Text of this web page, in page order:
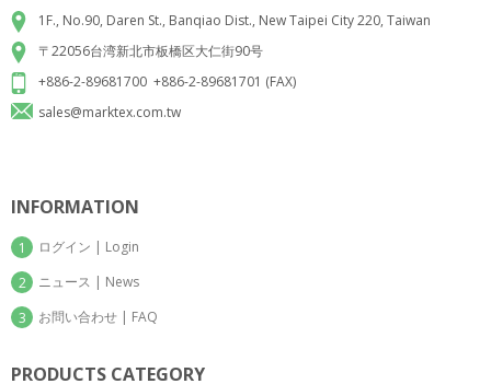
1F., No.90, Daren St., Banqiao Dist., New Taipei City 220, Taiwan
〒22056台湾新北市板橋区大仁街90号
+886-2-89681700 +886-2-89681701 (FAX)
sales@marktex.com.tw
INFORMATION
1
ログイン | Login
2
ニュース | News
3
お問い合わせ | FAQ
PRODUCTS CATEGORY